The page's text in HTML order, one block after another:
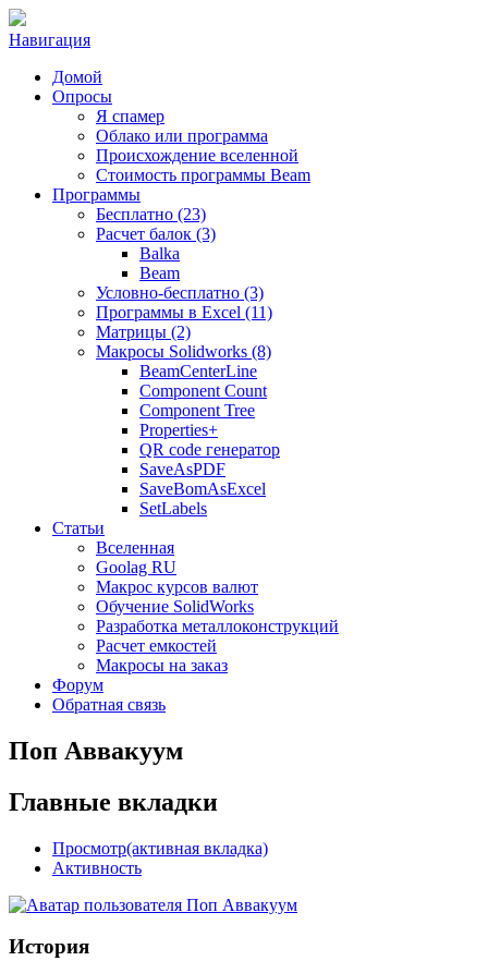
Навигация
Домой
Опросы
Я спамер
Облако или программа
Происхождение вселенной
Стоимость программы Beam
Программы
Бесплатно (23)
Расчет балок (3)
Balka
Beam
Условно-бесплатно (3)
Программы в Excel (11)
Матрицы (2)
Макросы Solidworks (8)
BeamCenterLine
Component Count
Component Tree
Properties+
QR code генератор
SaveAsPDF
SaveBomAsExcel
SetLabels
Статьи
Вселенная
Goolag RU
Макрос курсов валют
Обучение SolidWorks
Разработка металлоконструкций
Расчет емкостей
Макросы на заказ
Форум
Обратная связь
Поп Аввакуум
Главные вкладки
Просмотр(активная вкладка)
Активность
История